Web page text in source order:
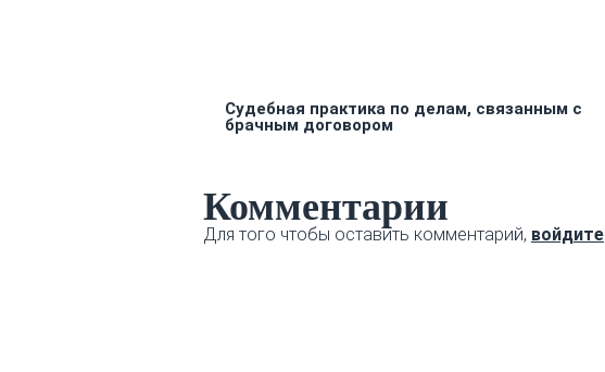
Судебная практика по делам, связанным с
брачным договором
Комментарии
Для того чтобы оставить комментарий, войдите